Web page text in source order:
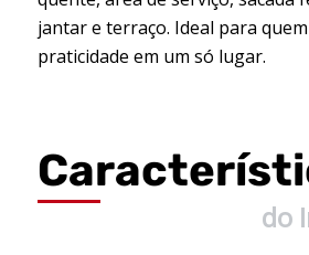
jantar e terraço. Ideal para
praticidade em um só lugar.
do